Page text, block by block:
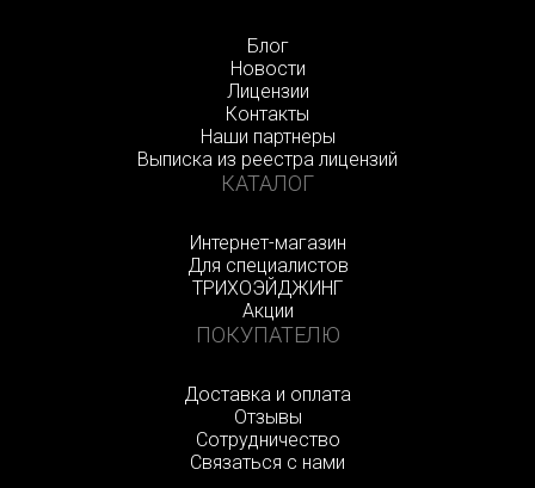
Блог
Новости
Лицензии
Контакты
Наши партнеры
Выписка из реестра лицензий
КАТАЛОГ
Интернет-магазин
Для специалистов
ТРИХОЭЙДЖИНГ
Акции
ПОКУПАТЕЛЮ
Доставка и оплата
Отзывы
Сотрудничество
Связаться с нами